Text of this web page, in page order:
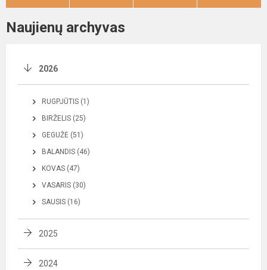
Naujienų archyvas
2026
RUGPJŪTIS (1)
BIRŽELIS (25)
GEGUŽĖ (51)
BALANDIS (46)
KOVAS (47)
VASARIS (30)
SAUSIS (16)
2025
2024